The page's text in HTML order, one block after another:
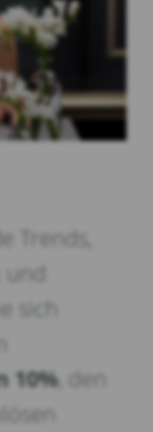
und
sich
10%, den